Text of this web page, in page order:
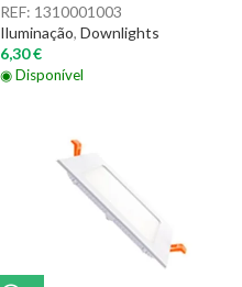
REF: 1310001003
Iluminação, Downlights
6,30€
◉ Disponível